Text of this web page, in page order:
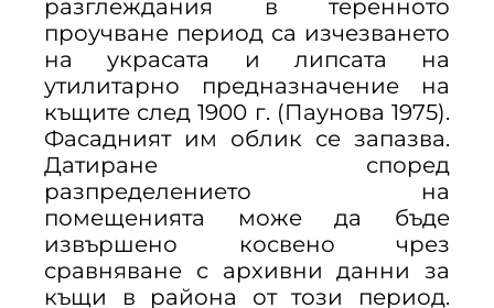
разглеждания в теренното
проучване период са изчезването
на украсата и липсата на
утилитарно предназначение на
къщите след 1900 г. (Паунова 1975).
Фасадният им облик се запазва.
Датиране според
разпределението на
помещенията може да бъде
извършено косвено чрез
сравняване с архивни данни за
къщи в района от този период.